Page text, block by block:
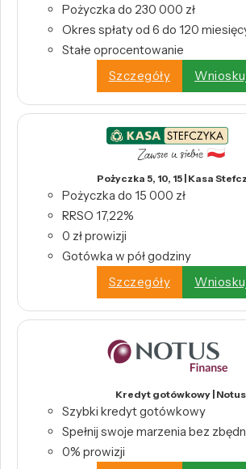
Pożyczka do 230 000 zł
Okres spłaty od 6 do 120
Stałe oprocentowanie
Szczegóły
Pożyczka 5, 10, 15 | Kasa
Pożyczka do 15 000 zł
RRSO 17,22%
0 zł prowizji
Gotówka w pół godziny
Szczegóły
Kredyt gotówkowy | Notus
Szybki kredyt gotówkowy
Spełnij swoje marzenia bez
0% prowizji